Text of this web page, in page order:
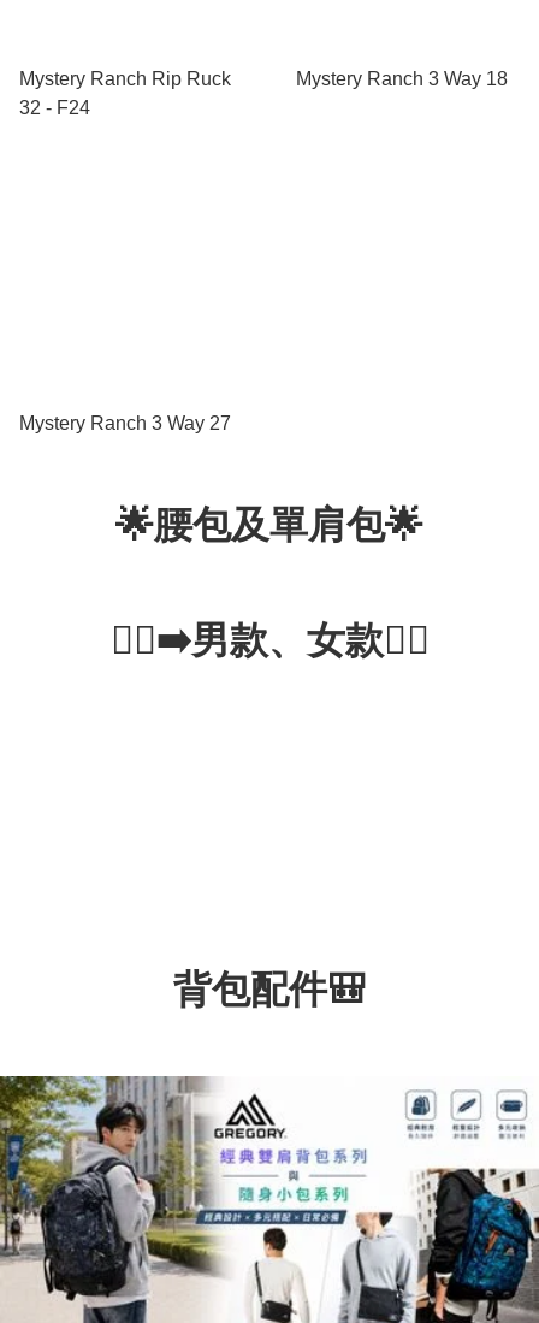
Mystery Ranch Rip Ruck
32 - F24
Mystery Ranch 3 Way 18
Mystery Ranch 3 Way 27
🌟腰包及單肩包🌟
🏃‍♂️‍➡️男款、女款🏃‍♀️
背包配件🎒